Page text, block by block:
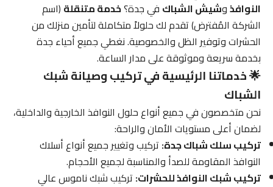
النوافذوشيش الشباك في جدة؟خدمة متنقلة (اسم
الشركة المُفترض) تقدم لك حلولاً متكاملة لتأمين منزلك من
الحشرات وتوفير الظل والخصوصية. نغطي جميع أحياء جدة
بخدمة سريعة وموثوقة على مدار الساعة.
🌟 خدماتنا الرئيسية في تركيب وصيانة شبك
الشباك
نحن متخصصون في جميع أنواع حلول النوافذ الخارجية والداخلية،
لضمان أعلى مستويات الأمان والراحة:
تركيب سلك شباك جدة: تركيب وتغيير جميع أنواع أسلاك
النوافذ المقاومة للصدأ والمناسبة لجميع الأحجام.
تركيب شبك النوافذ للحشرات: تركيب شبك ناموس عالي